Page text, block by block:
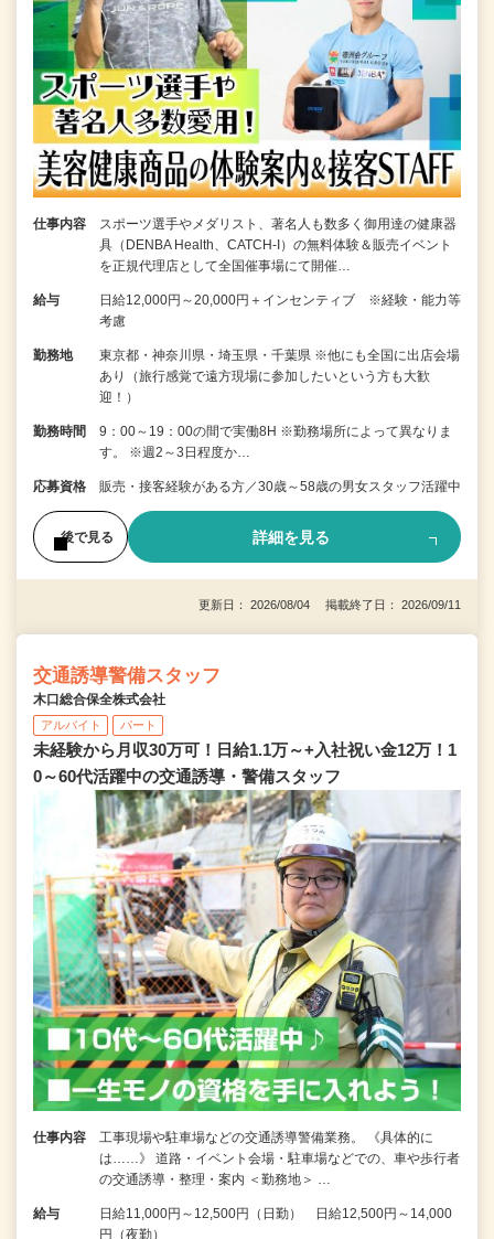
仕事内容
スポーツ選手やメダリスト、著名人も数多く御用達の健康器
具（DENBA Health、CATCH-I）の無料体験＆販売イベント
を正規代理店として全国催事場にて開催…
給与
日給12,000円～20,000円＋インセンティブ ※経験・能力等
考慮
勤務地
東京都・神奈川県・埼玉県・千葉県 ※他にも全国に出店会場
あり（旅行感覚で遠方現場に参加したいという方も大歓
迎！）
勤務時間
9：00～19：00の間で実働8H ※勤務場所によって異なりま
す。 ※週2～3日程度か…
応募資格 販売・接客経験がある方／30歳～58歳の男女スタッフ活躍中
後で見る 詳細を見る
更新日： 2026/08/04 掲載終了日： 2026/09/11
交通誘導警備スタッフ
木口総合保全株式会社
アルバイト パート
未経験から月収30万可！日給1.1万～+入社祝い金12万！1
0～60代活躍中の交通誘導・警備スタッフ
仕事内容
工事現場や駐車場などの交通誘導警備業務。 《具体的に
は……》 道路・イベント会場・駐車場などでの、車や歩行者
の交通誘導・整理・案内 ＜勤務地＞ …
給与
日給11,000円～12,500円（日勤） 日給12,500円～14,000
円（夜勤）